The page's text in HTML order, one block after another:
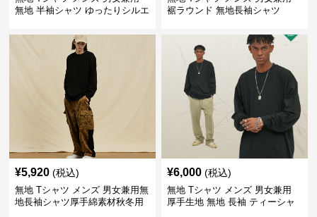
無地 半袖シャツ ゆったりシルエ
裾ラウンド 無地長袖シャツ
¥5,920 (税込)
無地 Tシャツ メンズ 男女兼用無
地長袖シャツ厚手綿素材秋冬用
¥6,000 (税込)
無地 Tシャツ メンズ 男女兼用
厚手生地 無地 長袖 ティーシャ